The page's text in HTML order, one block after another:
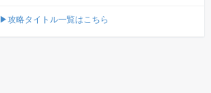
▶攻略タイトル一覧はこちら